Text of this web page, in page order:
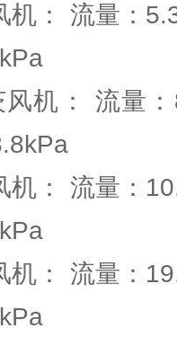
机： 流量：
风机： 流量
机： 流量：
机： 流量：